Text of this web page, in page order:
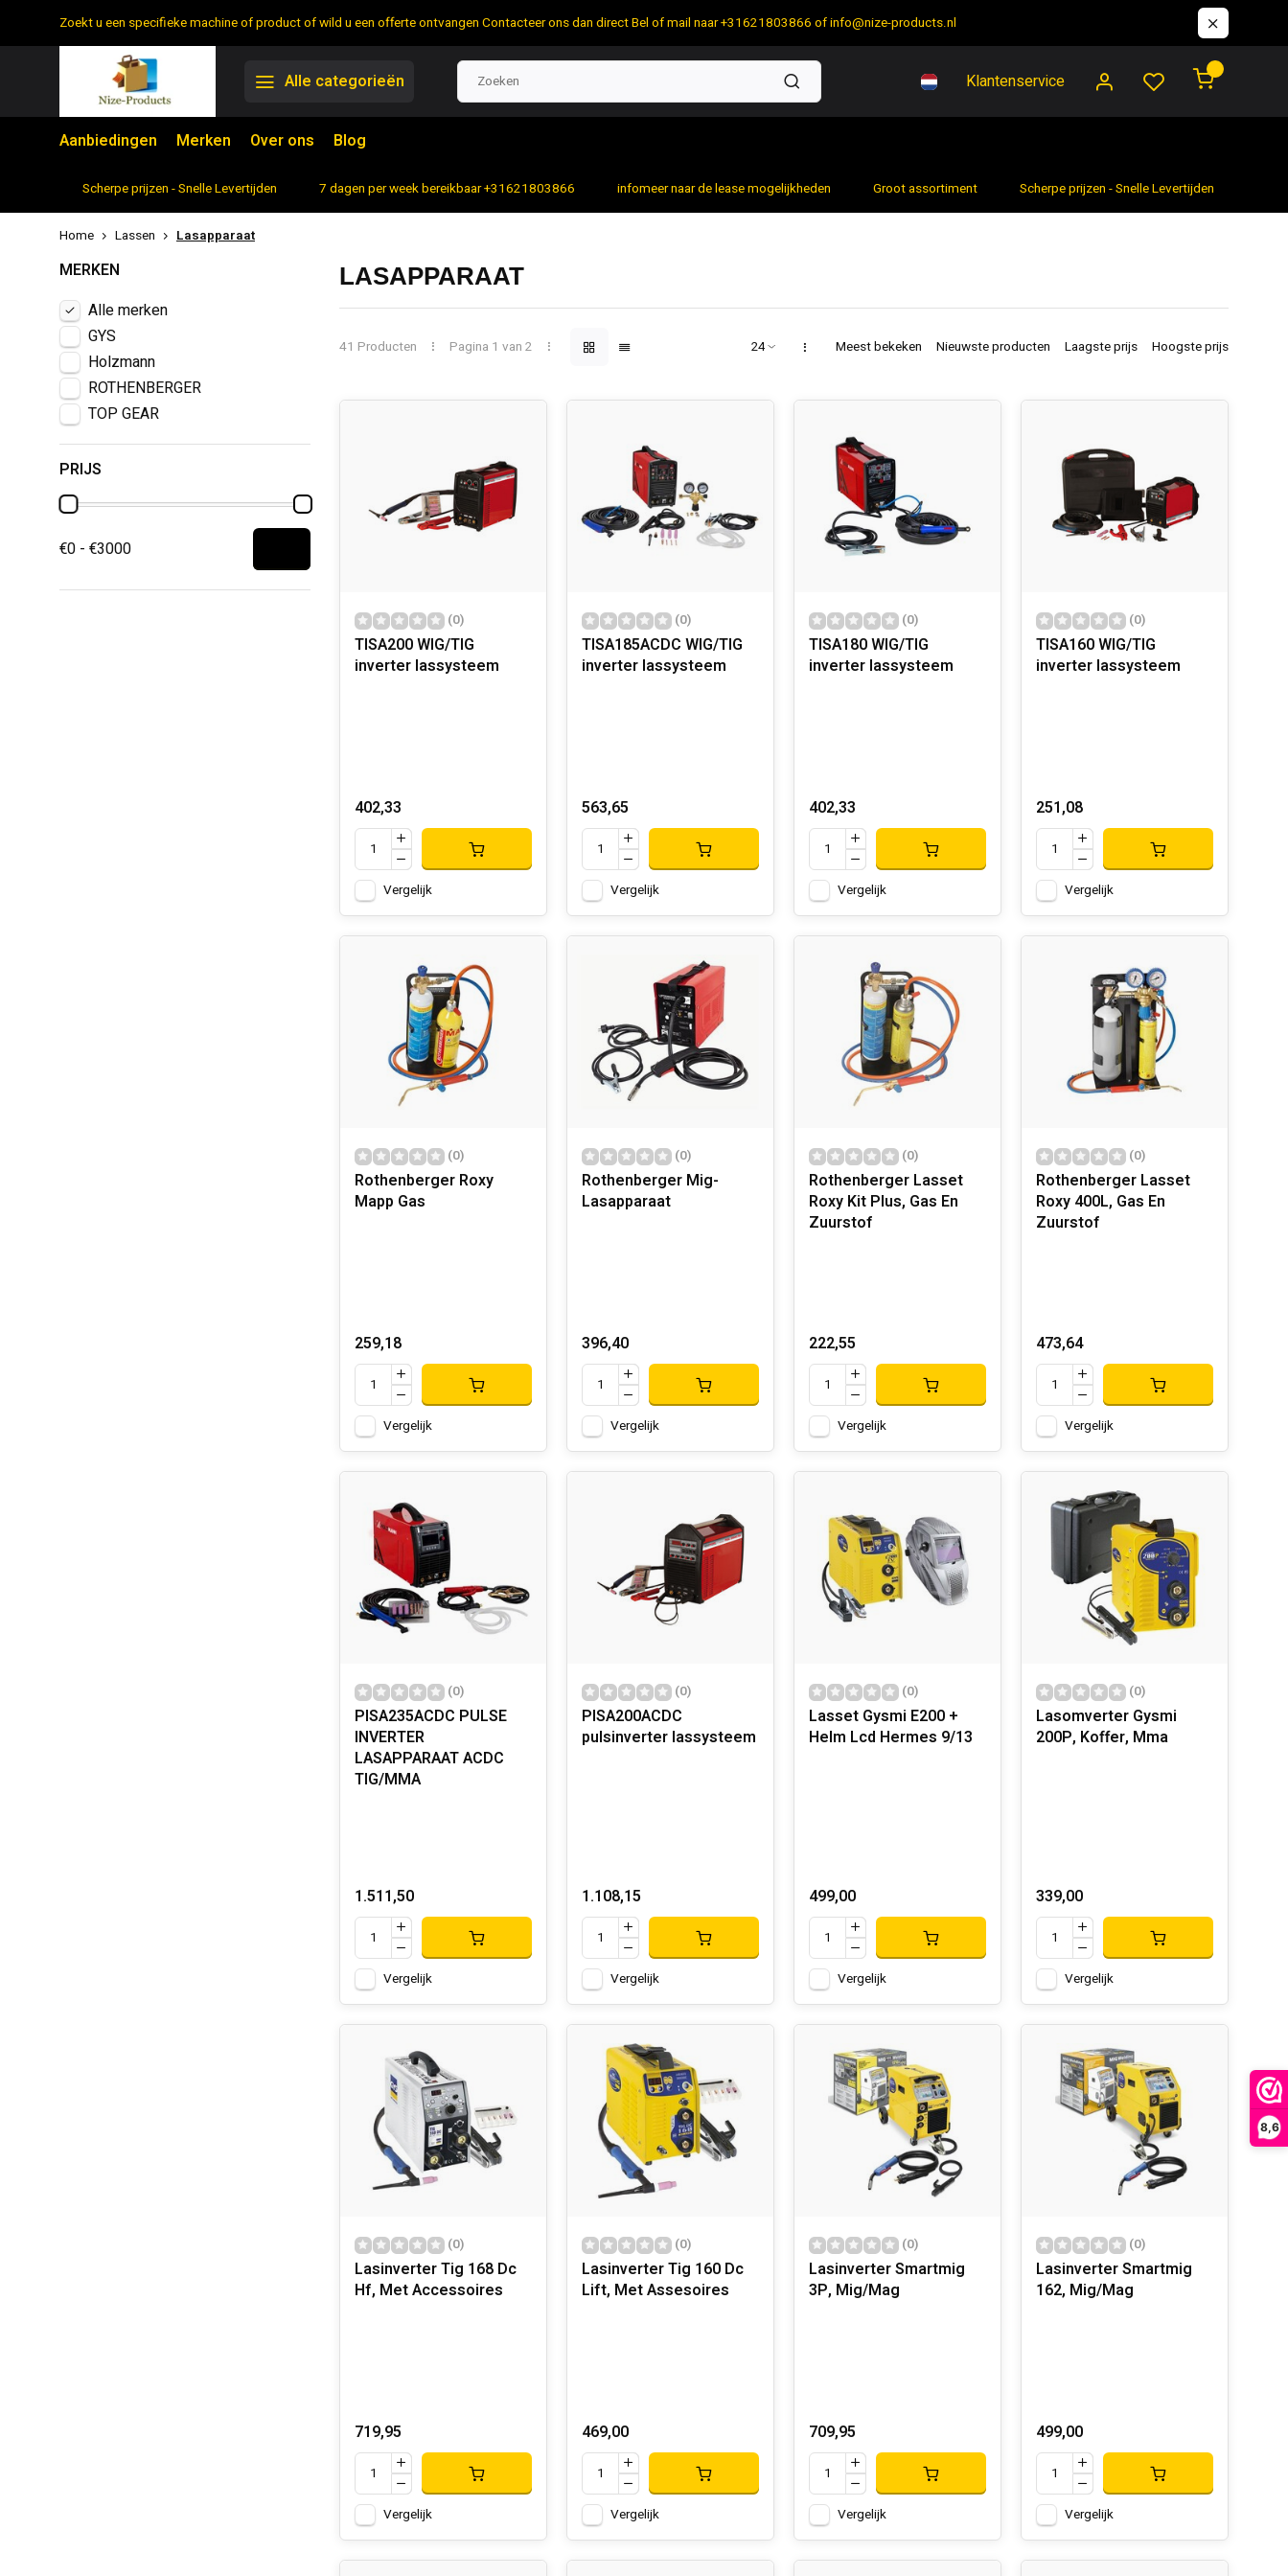
8,6
Zoekt u een specifieke machine of product of wild u een offerte ontvangen Contacteer ons dan direct Bel of mail naar +31621803866 ofinfo@nize-products.nl
Alle categorieën Klantenservice
Aanbiedingen Merken Over ons Blog
Scherpe prijzen - Snelle Levertijden 7 dagen per week bereikbaar +31621803866 infomeer naar de lease mogelijkheden Groot assortiment Scherpe prijzen - Snelle Levertijden
Home Lassen Lasapparaat
MERKEN
Alle merken
GYS
Holzmann
ROTHENBERGER
TOP GEAR
PRIJS
€0 - €3000
LASAPPARAAT
41 Producten Pagina 1 van 2 Meest bekeken Nieuwste producten Laagste prijs Hoogste prijs
(0)
TISA200 WIG/TIG
inverter lassysteem
402,33
Vergelijk
(0)
TISA185ACDC WIG/TIG
inverter lassysteem
563,65
Vergelijk
(0)
TISA180 WIG/TIG
inverter lassysteem
402,33
Vergelijk
(0)
TISA160 WIG/TIG
inverter lassysteem
251,08
Vergelijk
(0)
Rothenberger Roxy
Mapp Gas
259,18
Vergelijk
(0)
Rothenberger Mig-
Lasapparaat
396,40
Vergelijk
(0)
Rothenberger Lasset
Roxy Kit Plus, Gas En
Zuurstof
222,55
Vergelijk
(0)
Rothenberger Lasset
Roxy 400L, Gas En
Zuurstof
473,64
Vergelijk
(0)
PISA235ACDC PULSE
INVERTER
LASAPPARAAT ACDC
TIG/MMA
1.511,50
Vergelijk
(0)
PISA200ACDC
pulsinverter lassysteem
1.108,15
Vergelijk
(0)
Lasset Gysmi E200 +
Helm Lcd Hermes 9/13
499,00
Vergelijk
(0)
Lasomverter Gysmi
200P, Koffer, Mma
339,00
Vergelijk
(0)
Lasinverter Tig 168 Dc
Hf, Met Accessoires
719,95
Vergelijk
(0)
Lasinverter Tig 160 Dc
Lift, Met Assesoires
469,00
Vergelijk
(0)
Lasinverter Smartmig
3P, Mig/Mag
709,95
Vergelijk
(0)
Lasinverter Smartmig
162, Mig/Mag
499,00
Vergelijk